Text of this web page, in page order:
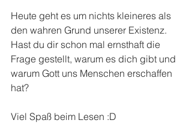
Heute geht es um nichts kleineres als
den wahren Grund unserer Existenz.
Hast du dir schon mal ernsthaft die
Frage gestellt, warum es dich gibt und
warum Gott uns Menschen erschaffen
hat?
Viel Spaß beim Lesen :D